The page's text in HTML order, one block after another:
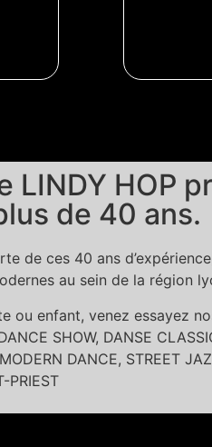
LINDY HOP
de 40 ans.
de ces 40 ans
au sein de la région
enfant, venez essayez
SHOW, DANSE
DANCE, STREET
PRIEST